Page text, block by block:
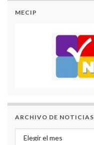
MECIP
ARCHIVO DE NOTICIAS
Archivo de Noticias